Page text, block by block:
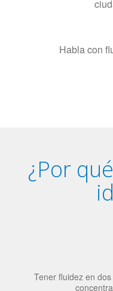
idiomas
¿Por